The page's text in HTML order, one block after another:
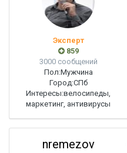
Эксперт
859
3000 сообщений
Пол:Мужчина
Город:СПб
Интересы:велосипеды,
маркетинг, антивирусы
nremezov